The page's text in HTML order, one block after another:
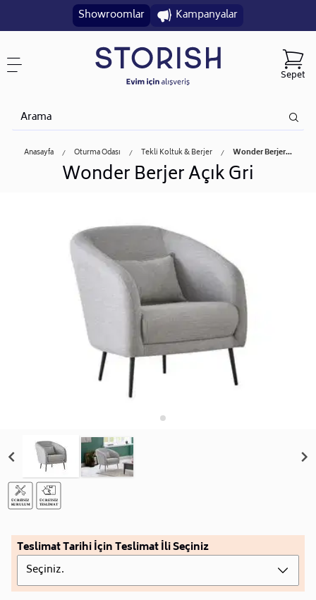
Showroomlar Kampanyalar
Sepet
Anasayfa Oturma Odası Tekli Koltuk & Berjer Wonder Berjer...
Wonder Berjer Açık Gri
Teslimat Tarihi İçin Teslimat İli Seçiniz
Seçiniz.